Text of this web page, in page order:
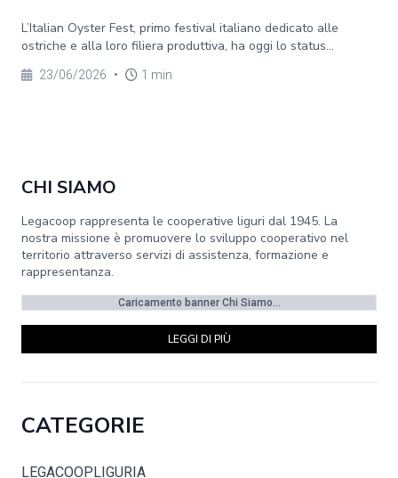
L’Italian Oyster Fest, primo festival italiano dedicato alle
ostriche e alla loro filiera produttiva, ha oggi lo status...
23/06/2026 • 1 min
CHI SIAMO
Legacoop rappresenta le cooperative liguri dal 1945. La
nostra missione è promuovere lo sviluppo cooperativo nel
territorio attraverso servizi di assistenza, formazione e
rappresentanza.
Caricamento banner Chi Siamo...
LEGGI DI PIÙ
CATEGORIE
LEGACOOPLIGURIA